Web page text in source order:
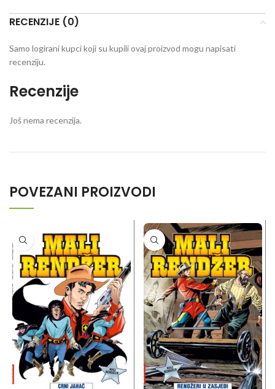
RECENZIJE (0)
Recenzije
Još nema recenzija.
Samo logirani kupci koji su kupili ovaj proizvod mogu napisati
recenziju.
POVEZANI PROIZVODI